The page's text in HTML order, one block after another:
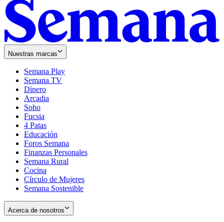
Nuestras marcas
Semana Play
Semana TV
Dinero
Arcadia
Soho
in
new
window
Fucsia
in
new
window
4 Patas
Educación
Foros Semana
Finanzas Personales
Semana Rural
Cocina
Círculo de Mujeres
Semana Sostenible
Acerca de nosotros